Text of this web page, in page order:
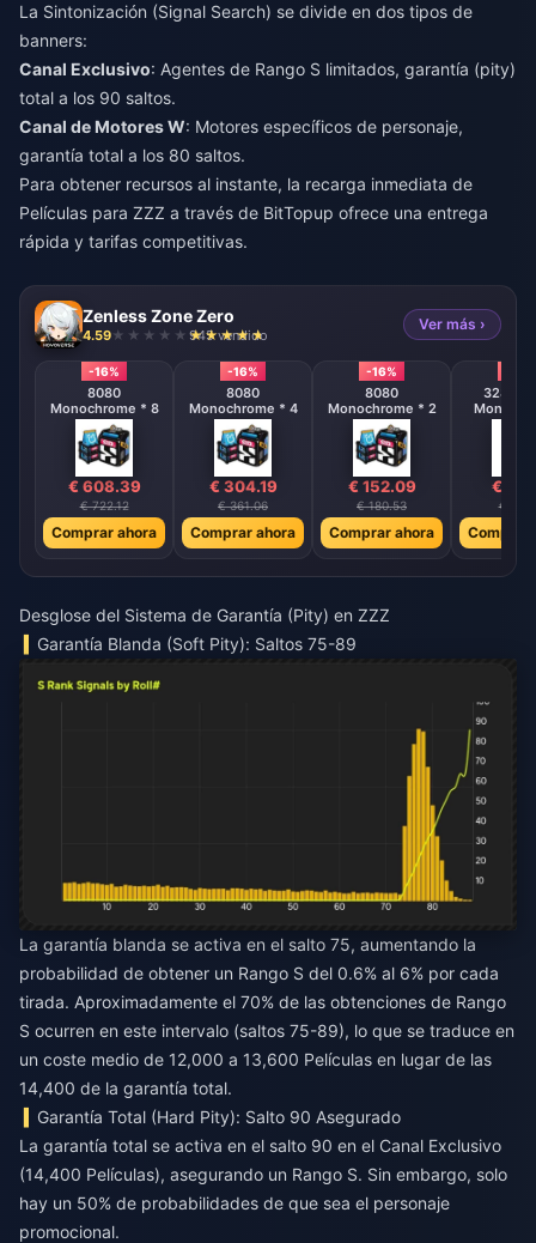
La Sintonización (Signal Search) se divide en dos tipos de
banners:
Canal Exclusivo: Agentes de Rango S limitados, garantía (pity)
total a los 90 saltos.
Canal de Motores W: Motores específicos de personaje,
garantía total a los 80 saltos.
Para obtener recursos al instante, la recarga inmediata de
Películas para ZZZ a través de BitTopup ofrece una entrega
rápida y tarifas competitivas.
Zenless Zone Zero
4.59 945 vendido
Ver más ›
-16%
8080
Monochrome * 8
€ 608.39
€ 722.12
Comprar ahora
-16%
8080
Monochrome * 4
€ 304.19
€ 361.06
Comprar ahora
-16%
8080
Monochrome * 2
€ 152.09
€ 180.53
Comprar ahora
3280 +
€
€
Comprar
Desglose del Sistema de Garantía (Pity) en ZZZ
Garantía Blanda (Soft Pity): Saltos 75-89
La garantía blanda se activa en el salto 75, aumentando la
probabilidad de obtener un Rango S del 0.6% al 6% por cada
tirada. Aproximadamente el 70% de las obtenciones de Rango
S ocurren en este intervalo (saltos 75-89), lo que se traduce en
un coste medio de 12,000 a 13,600 Películas en lugar de las
14,400 de la garantía total.
Garantía Total (Hard Pity): Salto 90 Asegurado
La garantía total se activa en el salto 90 en el Canal Exclusivo
(14,400 Películas), asegurando un Rango S. Sin embargo, solo
hay un 50% de probabilidades de que sea el personaje
promocional.